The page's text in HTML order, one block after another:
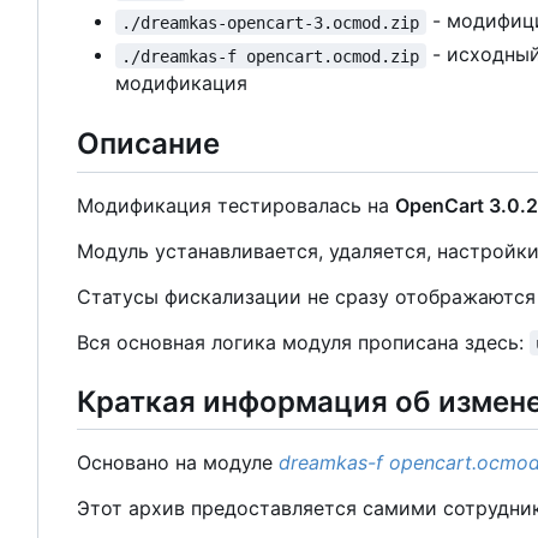
./dreamkas-opencart-3.ocmod.zip -
./dreamkas-f opencart.ocmod.zip
-
модификация
Описание
Модификация тестировалась на OpenCart
Модуль устанавливается, удаляется,
Статусы фискализации не сразу
Вся основная логика модуля прописана здесь:
Краткая информация об
Основано на модуле dreamkas-f
Этот архив предоставляется самими